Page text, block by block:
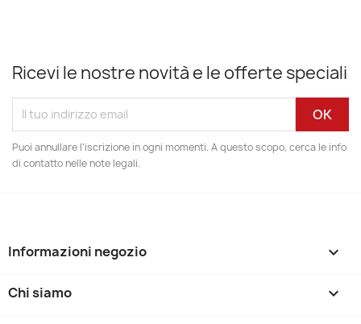
Ricevi le nostre novità e le offerte speciali
Puoi annullare l'iscrizione in ogni momenti. A questo scopo, cerca le info
di contatto nelle note legali.
Informazioni negozio keyboard_arrow_down
Chi siamo 